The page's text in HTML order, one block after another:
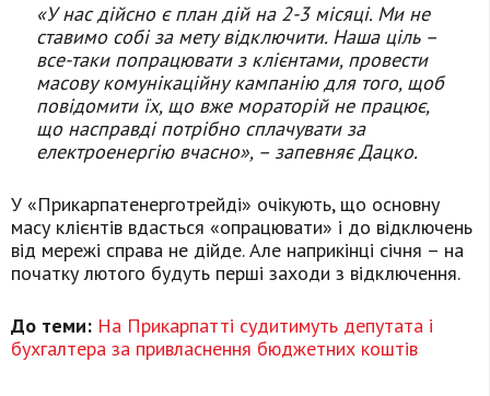
«У нас дійсно є план дій на 2-3 місяці. Ми не
ставимо собі за мету відключити. Наша ціль –
все-таки попрацювати з клієнтами, провести
масову комунікаційну кампанію для того, щоб
повідомити їх, що вже мораторій не працює,
що насправді потрібно сплачувати за
електроенергію вчасно», – запевняє Дацко.
У «Прикарпатенерготрейді» очікують, що основну
масу клієнтів вдасться «опрацювати» і до відключень
від мережі справа не дійде. Але наприкінці січня – на
початку лютого будуть перші заходи з відключення.
До теми: На Прикарпатті судитимуть депутата і
бухгалтера за привласнення бюджетних коштів